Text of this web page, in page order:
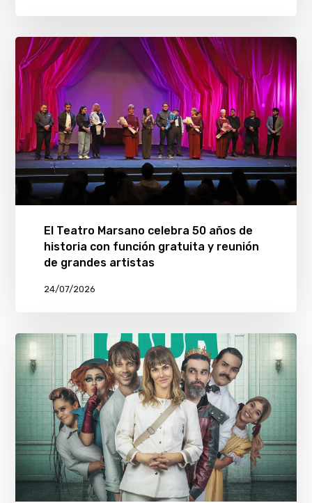
El Teatro Marsano celebra 50 años de
historia con función gratuita y reunión
de grandes artistas
24/07/2026